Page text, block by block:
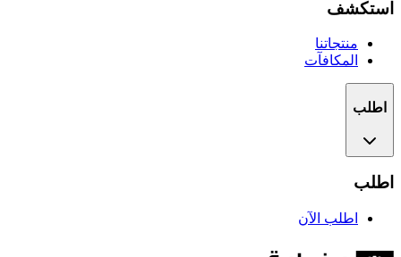
استكشف
منتجاتنا
المكافآت
اطلب
اطلب
اطلب الآن